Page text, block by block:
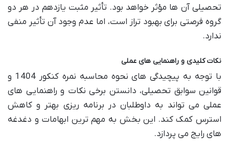
تحصیلی آن ها مؤثر خواهد بود. تأثیر مثبت یازدهم در هر دو
گروه فرصتی برای بهبود تراز است، اما عدم وجود آن تأثیر منفی
ندارد.
نکات کلیدی و راهنمایی های عملی
با توجه به پیچیدگی های نحوه محاسبه نمره کنکور 1404 و
قوانین سوابق تحصیلی، دانستن برخی نکات و راهنمایی های
عملی می تواند به داوطلبان در برنامه ریزی بهتر و کاهش
استرس کمک کند. این بخش به مهم ترین ابهامات و دغدغه
های رایج می پردازد.